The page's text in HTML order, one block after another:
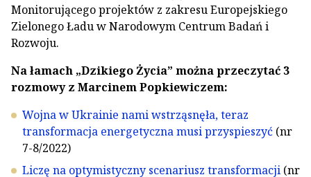
Monitorującego projektów z zakresu Europejskiego
Zielonego Ładu w Narodowym Centrum Badań i
Rozwoju.
Na łamach „Dzikiego Życia” można przeczytać 3
rozmowy z Marcinem Popkiewiczem:
Wojna w Ukrainie nami wstrząsnęła, teraz
transformacja energetyczna musi przyspieszyć (nr
7-8/2022)
Liczę na optymistyczny scenariusz transformacji (nr